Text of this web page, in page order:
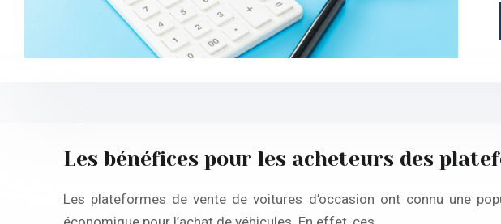
Les bénéfices pour les acheteurs des
Les plateformes de vente de voitures d’occasion ont connu une